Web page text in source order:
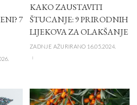
7
KAKO ZAUSTAVITI
ŠTUCANJE: 9 PRIRODNIH
LIJEKOVA ZA OLAKŠANJE
ZADNJE AŽURIRANO 16.05.2024.